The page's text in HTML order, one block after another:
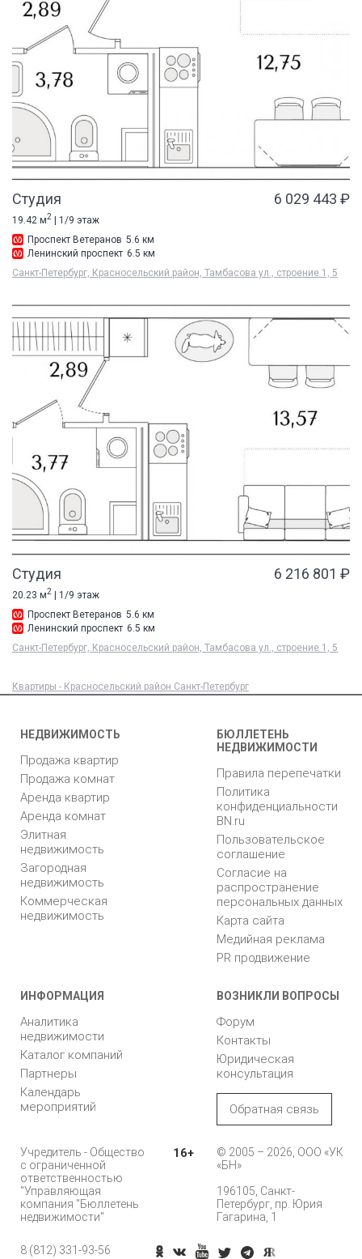
Студия 6 029 443 ₽
19.42 м2
| 1/9 этаж
Проспект Ветеранов 5.6 км
Ленинский проспект 6.5 км
Санкт-Петербург, Красносельский район, Тамбасова ул., строение 1, 5
Студия 6 216 801 ₽
20.23 м2 | 1/9 этаж
Проспект Ветеранов 5.6 км
Ленинский проспект 6.5 км
Санкт-Петербург, Красносельский район, Тамбасова ул., строение 1, 5
Квартиры - Красносельский район Санкт-Петербург
НЕДВИЖИМОСТЬ
Продажа квартир
Продажа комнат
Аренда квартир
Аренда комнат
Элитная
недвижимость
Загородная
недвижимость
Коммерческая
недвижимость
БЮЛЛЕТЕНЬ
НЕДВИЖИМОСТИ
Правила перепечатки
Политика
конфиденциальности
BN.ru
Пользовательское
соглашение
Согласие на
распространение
персональных данных
Карта сайта
Медийная реклама
PR продвижение
ИНФОРМАЦИЯ
Аналитика
недвижимости
Каталог компаний
Партнеры
Календарь
мероприятий
ВОЗНИКЛИ ВОПРОСЫ
Форум
Контакты
Юридическая
консультация
Обратная связь
Учредитель - Общество
с ограниченной
ответственностью
"Управляющая
компания "Бюллетень
недвижимости"
16+
© 2005 – 2026, ООО «УК
«БН»
196105, Санкт-
Петербург, пр. Юрия
Гагарина, 1
8 (812) 331-93-56